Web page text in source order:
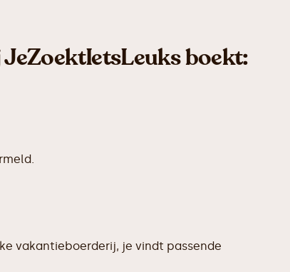
boekt:
vakantieboerderij, je vindt passende